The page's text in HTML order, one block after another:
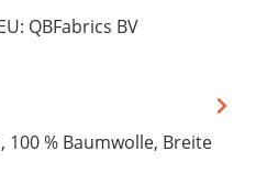
QBFabrics BV
% Baumwolle, Breite